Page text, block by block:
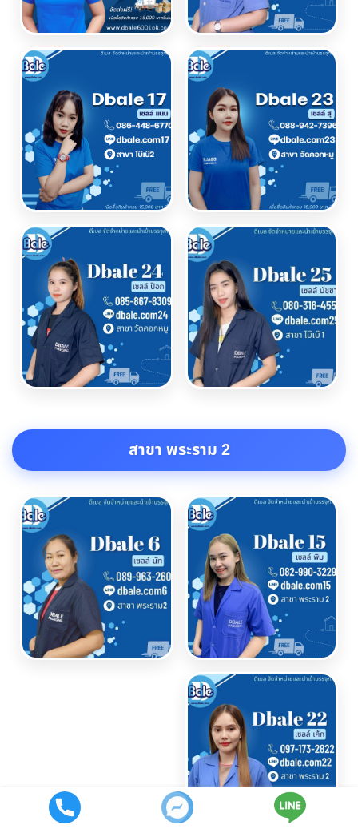
สาขา พระราม 2